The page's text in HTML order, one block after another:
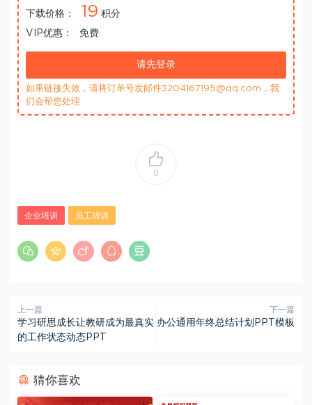
下载价格： 19 积分
VIP优惠：
免费
请先登录
如果链接失效，请将订单号发邮件3204167195@qq.com，我
们会帮您处理
0
企业培训 员工培训
上一篇
学习研思成长让教研成为最真实
的工作状态动态PPT
下一篇
办公通用年终总结计划PPT模板
猜你喜欢